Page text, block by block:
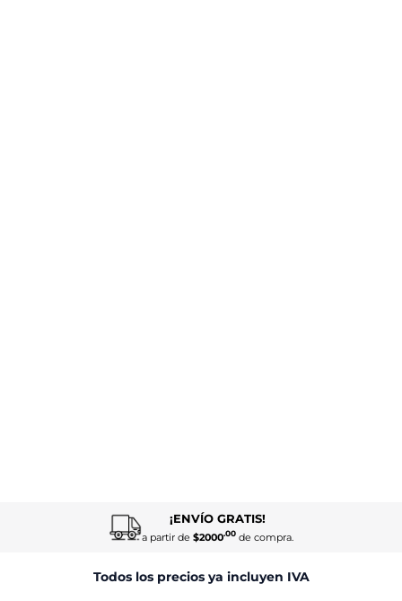
¡ENVÍO GRATIS!
a partir de $2000.00de compra.
Todos los precios ya incluyen IVA